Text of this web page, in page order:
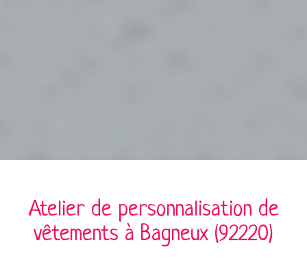
Atelier de personnalisation de
vêtements à Bagneux (92220)